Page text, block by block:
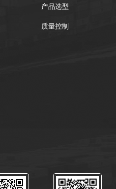
产品选型
质量控制